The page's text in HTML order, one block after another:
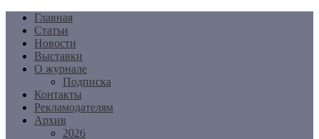
Перейти
содержимому
Главная
Статьи
Новости
Выставки
О журнале
Подписка
Контакты
Рекламодателям
Архив
2026